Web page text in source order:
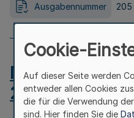
Ausgabennummer 205
MB.NRW
24.07.2026
Cookie-
Auf dieser Seite werden
entweder allen Cookies
die für die Verwendung
sind. Hier finden Sie die